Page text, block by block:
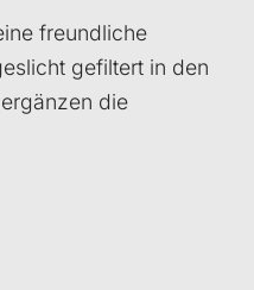
freundliche
gefiltert in den
die